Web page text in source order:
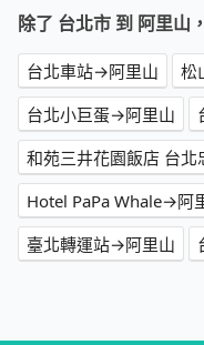
除了 台北市 到 阿里山
台北車站→阿里山
松
台北小巨蛋→阿里山
和苑三井花園飯店 台
Hotel PaPa Whale→阿
臺北轉運站→阿里山